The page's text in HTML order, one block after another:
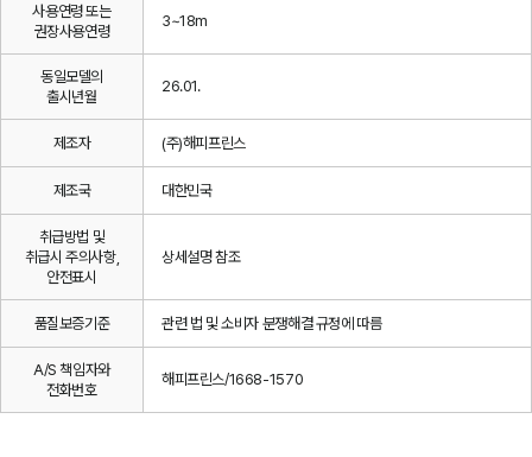
사용연령 또는
권장사용연령
3~18m
동일모델의
출시년월
26.01.
제조자 (주)해피프린스
제조국 대한민국
취급방법 및
취급시 주의사항,
안전표시
상세설명 참조
품질보증기준 관련 법 및 소비자 분쟁해결 규정에 따름
A/S 책임자와
전화번호
해피프린스/1668-1570